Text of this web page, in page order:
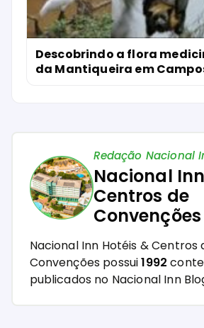
Descobrindo a flora
da Mantiqueira em
Redação Nacional
Nacional
Centros de
Convenções
Nacional Inn Hotéis & Centros
Convenções possui1992
publicados no Nacional Inn